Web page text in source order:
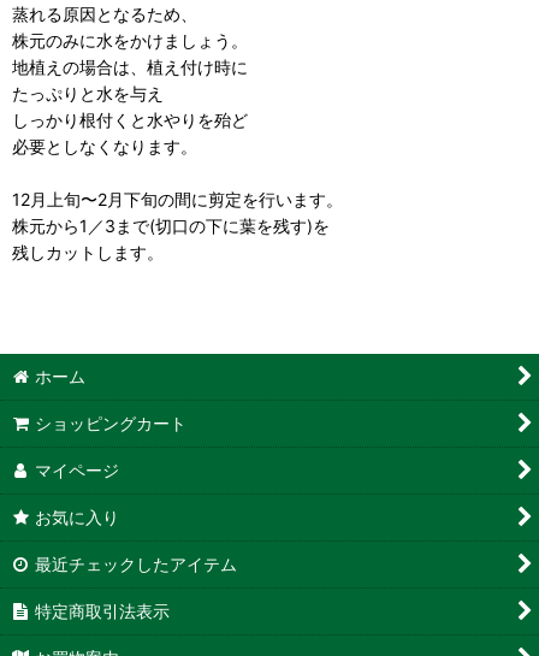
蒸れる原因となるため、
株元のみに水をかけましょう。
地植えの場合は、植え付け時に
たっぷりと水を与え
しっかり根付くと水やりを殆ど
必要としなくなります。
12月上旬〜2月下旬の間に剪定を行います。
株元から1／3まで(切口の下に葉を残す)を
残しカットします。
ホーム
ショッピングカート
マイページ
お気に入り
最近チェックしたアイテム
特定商取引法表示